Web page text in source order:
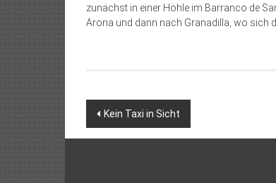
zunächst in einer Höhle im Barranco de
Arona und dann nach Granadilla, wo sich
Beitragsnavigation
Kein Taxi in Sicht